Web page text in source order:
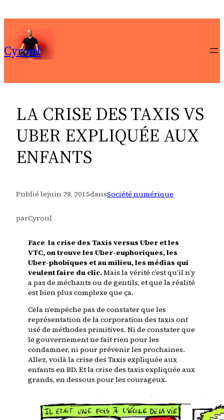
au
contenu
Cyroul
LA CRISE DES TAXIS VS
UBER EXPLIQUÉE AUX
ENFANTS
Publié lejuin 28, 2015dansSociété numérique
parCyroul
Face la crise des Taxis versus Uber et les
VTC, on trouve les Uber-euphoriques, les
Uber-phobiques et au milieu, les médias qui
veulent faire du clic.Mais la vérité c’est qu’il n’y
a pas de méchants ou de gentils, et que la réalité
est bien plus complexe que ça.
Cela n’empêche pas de constater que les
représentation de la corporation des taxis ont
usé de méthodes primitives. Ni de constater que
le gouvernement ne fait rien pour les
condamner, ni pour prévenir les prochaines.
Allez, voilà la crise des Taxis expliquée aux
enfants en BD. Et la crise des taxis expliquée aux
grands, en dessous pour les courageux.